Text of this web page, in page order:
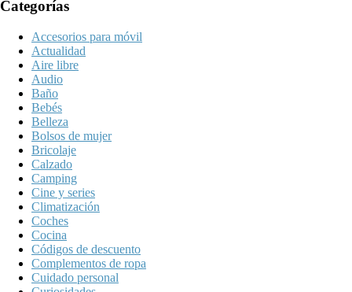
Categorías
Accesorios para móvil
Actualidad
Aire libre
Audio
Baño
Bebés
Belleza
Bolsos de mujer
Bricolaje
Calzado
Camping
Cine y series
Climatización
Coches
Cocina
Códigos de descuento
Complementos de ropa
Cuidado personal